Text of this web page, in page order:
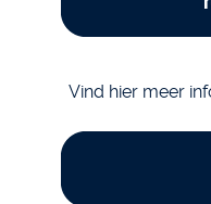
Vind hier meer